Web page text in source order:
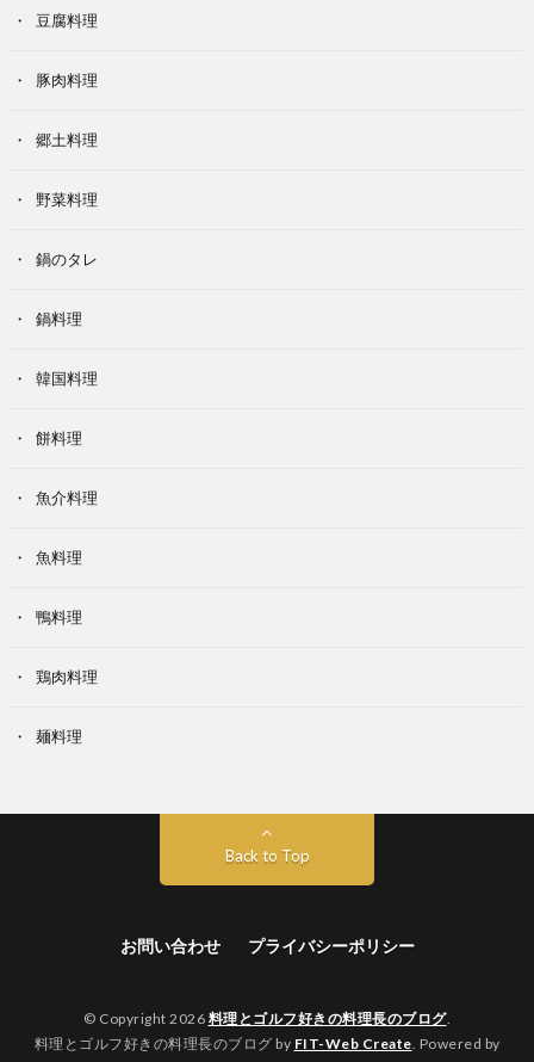
豆腐料理
豚肉料理
郷土料理
野菜料理
鍋のタレ
鍋料理
韓国料理
餅料理
魚介料理
魚料理
鴨料理
鶏肉料理
麺料理
Back to Top
お問い合わせ プライバシーポリシー
© Copyright 2026 料理とゴルフ好きの料理長のブログ.
料理とゴルフ好きの料理長のブログ by FIT-Web Create . Powered by